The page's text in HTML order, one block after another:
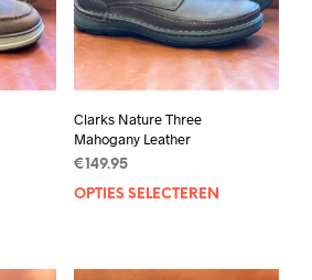
Dit
meerdere
Clarks Nature Three
Mahogany Leather
€ 149.95
OPTIES SELECTEREN